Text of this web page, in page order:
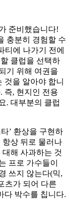
준비했습니다!
충분히 경험할 수
티에 나가기 전에
클럽을 선택하
기 위해 여권을
것을 알아야 합니
즉, 현지인 전용
. 대부분의 클럽
’ 환상을 구현하
항상 뒤로 물러나
해 사과하는 것
프로 가수들이
쓰지 않는다(믹,
츠가 되어 다른
다 박수를 칩니다.